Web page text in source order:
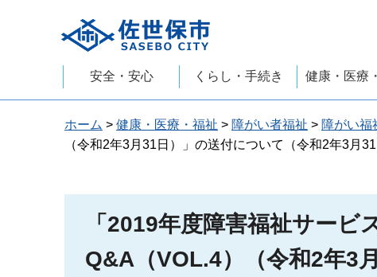
佐世保市
安全・安心 くらし・手続き 健康・医療
ホーム > 健康・医療・福祉 > 障がい者福祉 > 障がい福
（令和2年3月31日）」の送付について（令和2年3月31
「2019年度障害福祉サービ
Q&A（VOL.4）（令和2年3